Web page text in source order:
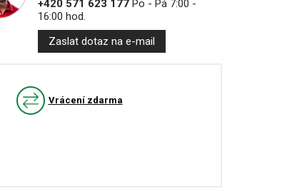
+420 571 623 177Po - Pá 7:00 -
16:00 hod.
Zaslat dotaz na e-mail
Vrácení zdarma